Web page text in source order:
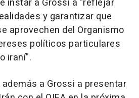
instar a Grossi a "reflejar
y garantizar que
aprovechen del Organismo
políticos particulares
iraní".
a Grossi a presentar